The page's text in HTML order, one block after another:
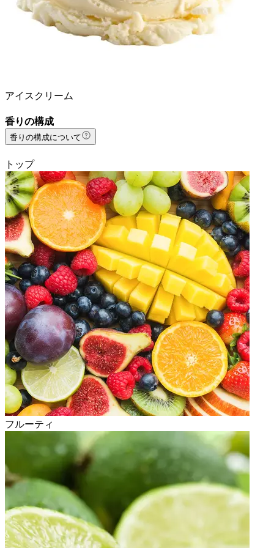
アイスクリーム
香りの構成
香りの構成について
トップ
フルーティ